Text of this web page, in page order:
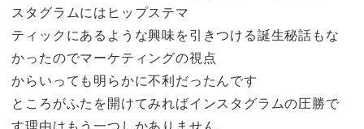
スタグラムにはヒップステマ
ティックにあるような興味を引きつける誕生秘話もな
かったのでマーケティングの視点
からいっても明らかに不利だったんです
ところがふたを開けてみればインスタグラムの圧勝で